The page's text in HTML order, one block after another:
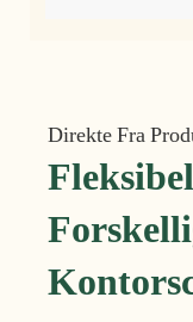
Direkte Fra